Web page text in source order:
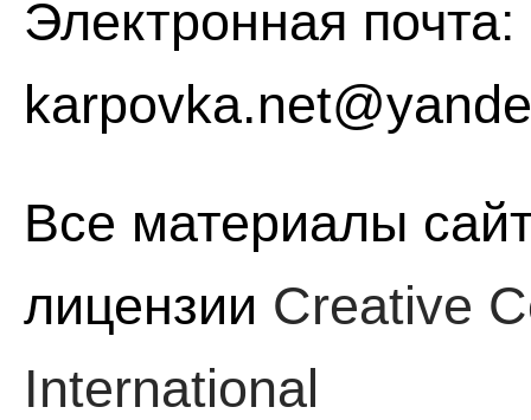
Электронная почта:
Все материалы
лицензии Creative
International